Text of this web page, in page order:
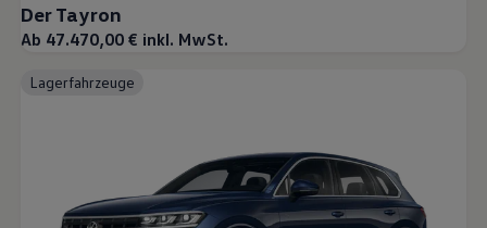
Der Tayron
Ab 47.470,00 € inkl. MwSt.
Lagerfahrzeuge